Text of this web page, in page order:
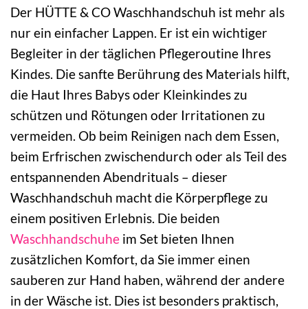
Der HÜTTE & CO Waschhandschuh ist mehr als
nur ein einfacher Lappen. Er ist ein wichtiger
Begleiter in der täglichen Pflegeroutine Ihres
Kindes. Die sanfte Berührung des Materials hilft,
die Haut Ihres Babys oder Kleinkindes zu
schützen und Rötungen oder Irritationen zu
vermeiden. Ob beim Reinigen nach dem Essen,
beim Erfrischen zwischendurch oder als Teil des
entspannenden Abendrituals – dieser
Waschhandschuh macht die Körperpflege zu
einem positiven Erlebnis. Die beiden
Waschhandschuhe im Set bieten Ihnen
zusätzlichen Komfort, da Sie immer einen
sauberen zur Hand haben, während der andere
in der Wäsche ist. Dies ist besonders praktisch,